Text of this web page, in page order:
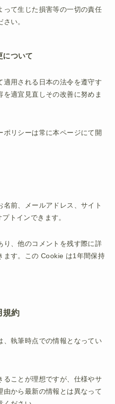
って生じた損害等の一切の責任
い。
について
適用される日本の法令を遵守す
適宜見直しその改善に努めま
リシーは常に本ページにて開
前、メールアドレス、サイト
トインできます。
り、他のコメントを残す際に詳
ます。この Cookie は1年間保持
規約
、執筆時点での情報となってい
ることが理想ですが、仕様やサ
由から最新の情報とは異なって